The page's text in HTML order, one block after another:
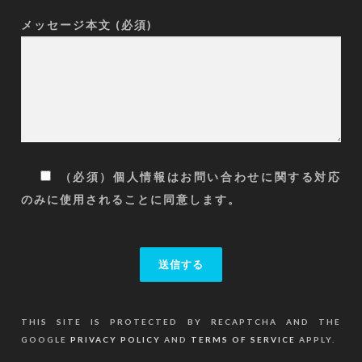
メッセージ本文 (必須)
（必須）個人情報はお問い合わせに関する対応
のみに使用されることに同意します。
THIS SITE IS PROTECTED BY RECAPTCHA AND THE
GOOGLE PRIVACY POLICY AND TERMS OF SERVICE APPLY.